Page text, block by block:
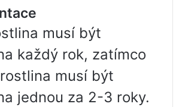
musí být
každý rok, zatímco
musí být
jednou za 2-3 roky.